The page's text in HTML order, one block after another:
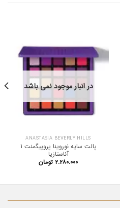
در انبار موجود نمی باشد
ANASTASIA BEVERLY HILLS
پالت سایه نوروینا پروپیگمنت 1
آناستازیا
۲.۲۸۰.۰۰۰ تومان